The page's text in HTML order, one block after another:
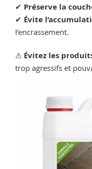
✔ Préserve la
✔ Évite
l’encrassement.
⚠ Évitez les
trop agressifs et